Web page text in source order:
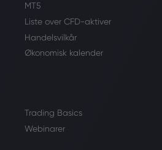
MT5
Liste over CFD-aktiver
Handelsvilkår
Økonomisk kalender
Trading Basics
Webinarer